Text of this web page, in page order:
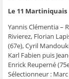
Le 11 Martiniquais
Yannis Clémentia –
Rivierez, Florian
(67e), Cyril
Karl Fabien puis
Enrick Reuperné
Sélectionneur :